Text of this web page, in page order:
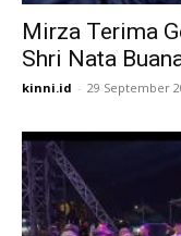
Mirza Terima
Shri Nata
kinni.id - 29 September